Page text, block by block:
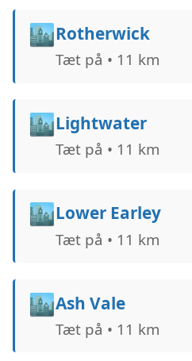
🏙️Rotherwick
Tæt på • 11 km
🏙️Lightwater
Tæt på • 11 km
🏙️Lower Earley
Tæt på • 11 km
🏙️Ash Vale
Tæt på • 11 km